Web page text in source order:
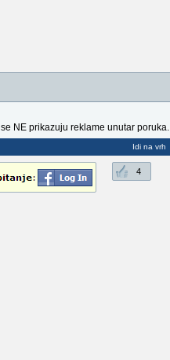
NE prikazuju reklame unutar poruka.
Idi na vrh
4